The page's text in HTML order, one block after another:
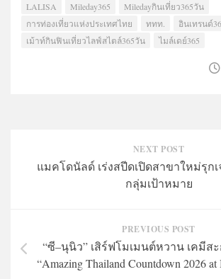
LALISA
Mileday365
Miledayกินเที่ยว365วัน
การท่องเที่ยวแห่งประเทศไทย
ททท.
อินเทรนด์
เม้าท์กินฟินเที่ยวไลฟ์สไตล์365วัน
ไมล์เดย์365
NEXT POST
แมคโดนัลด์ เร่งสปีดเปิดสาขาใหม่รุก
กลุ่มเป้าหมาย
PREVIOUS POST
“ซี–นุนิว” เสิร์ฟโมเมนต์หวาน เคมีส
“Amazing Thailand Countdown 2026